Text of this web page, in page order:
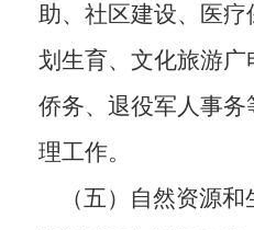
助、社区建设、医
划生育、文化旅游广
侨务、退役军人事
理工作。
（五）
自然资源和